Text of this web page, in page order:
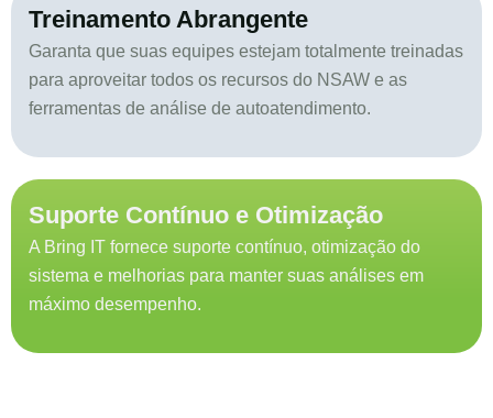
Treinamento Abrangente
Garanta que suas equipes estejam totalmente treinadas
para aproveitar todos os recursos do NSAW e as
ferramentas de análise de autoatendimento.
Suporte Contínuo e Otimização
A Bring IT fornece suporte contínuo, otimização do
sistema e melhorias para manter suas análises em
máximo desempenho.